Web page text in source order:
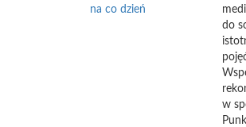
na co dzień
do
w